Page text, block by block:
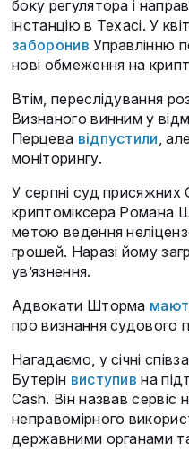
боку регулятора і
інстанцію в Техасі. У
заборонив Управлінню
нові обмеження на
Втім, переслідування
Визнаного винним у
Перцева відпустили,
моніторингу.
У серпні суд
криптоміксера Романа
метою ведення
грошей. Наразі йому
ув’язнення.
Адвокати Шторма
про визнання судового
Нагадаємо, у січні
Бутерін виступив на
Cash. Він назвав сервіс
неправомірного
державними органами